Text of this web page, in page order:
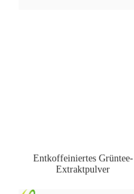
Entkoffeiniertes Grüntee-
Extraktpulver